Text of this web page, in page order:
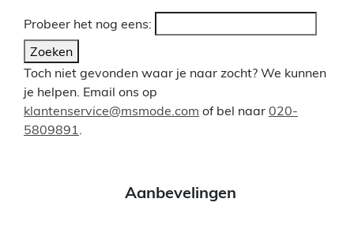
Probeer het nog eens:
Zoeken
Toch niet gevonden waar je naar zocht? We kunnen
je helpen. Email ons op
klantenservice@msmode.com of bel naar 020-
5809891.
Aanbevelingen